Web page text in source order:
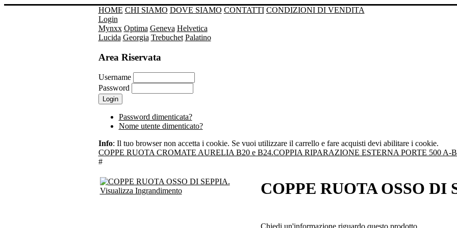
HOME CHI SIAMO DOVE SIAMO CONTATTI CONDIZIONI DI VENDITA
Login
Mynxx Optima Geneva Helvetica
Lucida Georgia Trebuchet Palatino
Area Riservata
Username
Password
Password dimenticata?
Nome utente dimenticato?
Info: Il tuo browser non accetta i cookie. Se vuoi utilizzare il carrello e fare acquisti devi abilitare i cookie.
COPPE RUOTA CROMATE AURELIA B20 e B24.COPPIA RIPARAZIONE ESTERNA PORTE 500 A-
#
Visualizza Ingrandimento COPPE RUOTA OSSO DI